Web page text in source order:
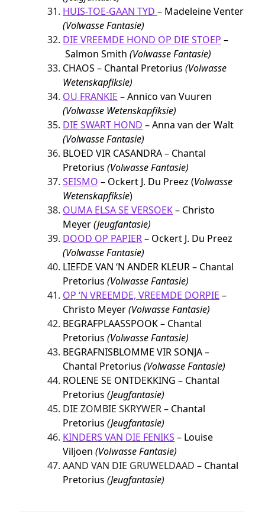
HUIS-TOE-GAAN TYD– Madeleine Venter
(Volwasse Fantasie)
DIE VREEMDE HOND OP DIE STOEP –
Salmon Smith(Volwasse Fantasie)
CHAOS – Chantal Pretorius(Volwasse
Wetenskapfiksie)
OU FRANKIE – Annico van Vuuren
(Volwasse Wetenskapfiksie)
DIE SWART HOND – Anna van der Walt
(Volwasse Fantasie)
BLOED VIR CASANDRA – Chantal
Pretorius(Volwasse Fantasie)
SEISMO – Ockert J. Du Preez (Volwasse
Wetenskapfiksie)
OUMA ELSA SE VERSOEK– Christo
Meyer(Jeugfantasie)
DOOD OP PAPIER– Ockert J. Du Preez
(Volwasse Fantasie)
LIEFDE VAN ‘N ANDER KLEUR – Chantal
Pretorius(Volwasse Fantasie)
OP ‘N VREEMDE, VREEMDE DORPIE –
Christo Meyer(Volwasse Fantasie)
BEGRAFPLAASSPOOK – Chantal
Pretorius(Volwasse Fantasie)
BEGRAFNISBLOMME VIR SONJA –
Chantal Pretorius(Volwasse Fantasie)
ROLENE SE ONTDEKKING – Chantal
Pretorius(Jeugfantasie)
DIE ZOMBIE SKRYWER– Chantal
Pretorius(Jeugfantasie)
KINDERS VAN DIE FENIKS – Louise
Viljoen(Volwasse Fantasie)
AAND VAN DIE GRUWELDAAD– Chantal
Pretorius(Jeugfantasie)